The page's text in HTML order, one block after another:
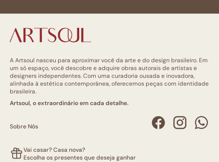
A Artsoul nasceu para aproximar você da arte e do design brasileiro. Em
um só espaço, você descobre e adquire obras autorais de artistas e
designers independentes. Com uma curadoria ousada e inovadora,
alinhada à estética contemporânea, oferecemos peças com identidade
brasileira.
Artsoul, o extraordinário em cada detalhe.
Sobre Nós
Vai casar? Casa nova?
Escolha os presentes que deseja ganhar